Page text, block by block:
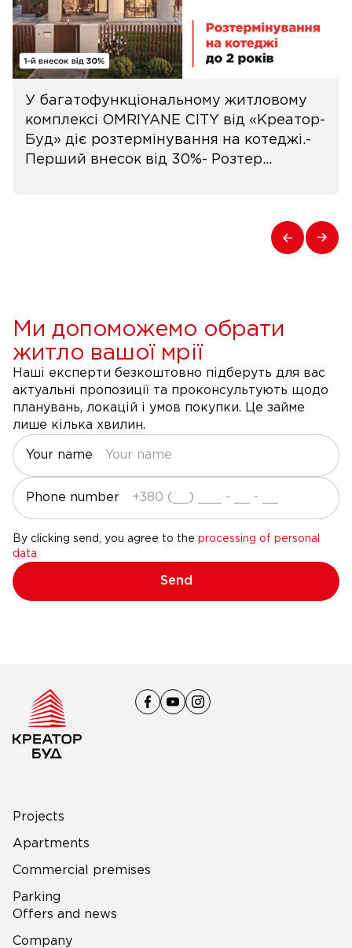
У багатофункціональному житловому
комплексі OMRIYANE CITY від «Креатор-
Буд» діє розтермінування на котеджі.-
Перший внесок від 30%- Розтер...
Ми допоможемо обрати
житло вашої мрії
Наші експерти безкоштовно підберуть для вас
актуальні пропозиції та проконсультують щодо
планувань, локацій і умов покупки. Це займе
лише кілька хвилин.
Your name
Phone number
By clicking send, you agree to the processing of personal
data
Send
Projects
Apartments
Commercial premises
Parking
Offers and news
Company